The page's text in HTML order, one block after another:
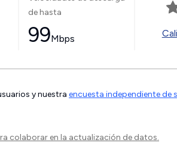
de hasta
99Mbps
y nuestra encuesta independiente de
colaborar en la actualización de datos.